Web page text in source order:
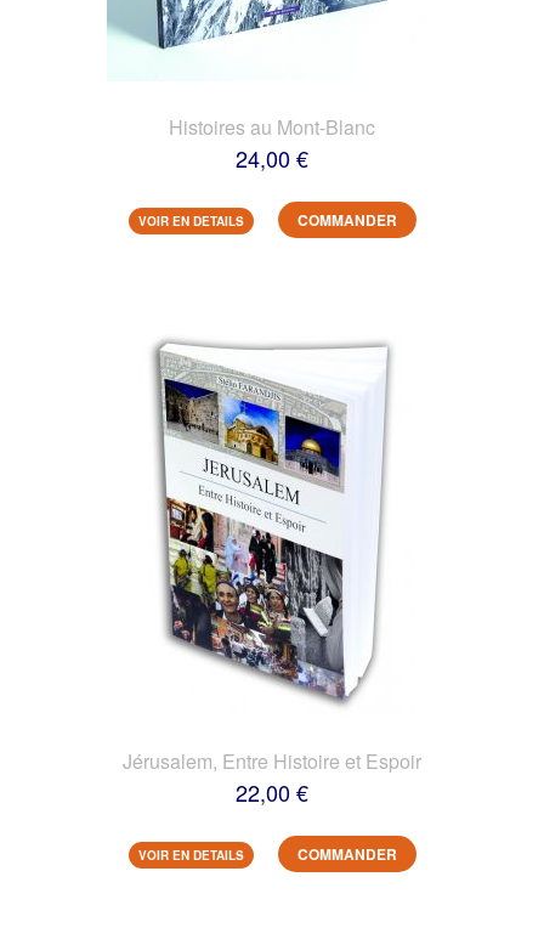
Histoires au Mont-Blanc
24,00 €
VOIR EN DETAILS COMMANDER
Jérusalem, Entre Histoire et Espoir
22,00 €
VOIR EN DETAILS COMMANDER